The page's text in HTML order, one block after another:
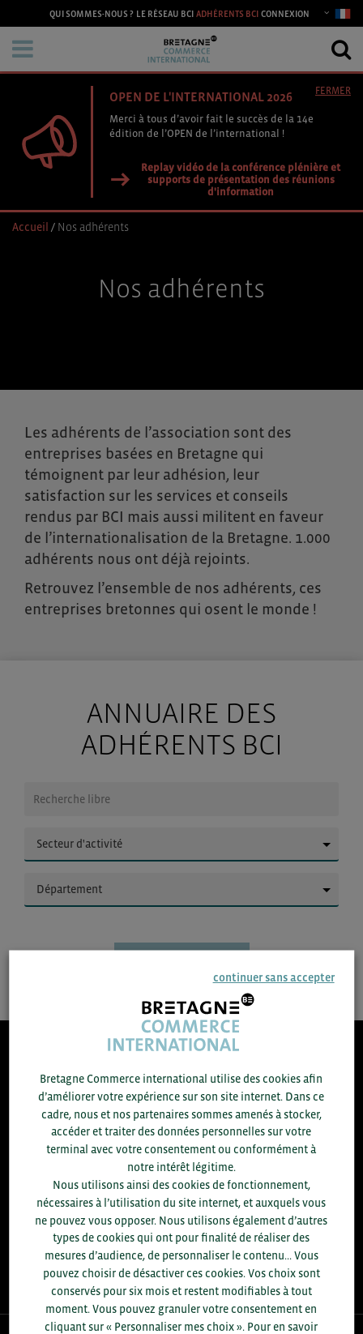
QUI SOMMES-NOUS ? LE RÉSEAU BCI ADHÉRENTS BCI CONNEXION
OPEN DE L'INTERNATIONAL 2026
Merci à tous d’avoir fait le succès de la 14e
édition de l’OPEN de l’international !
Replay vidéo de la conférence plénière et
supports de présentation des réunions
d'information
FERMER
Accueil / Nos adhérents
Nos adhérents
Les adhérents de l’association sont des
entreprises basées en Bretagne qui
témoignent par leur adhésion, leur
satisfaction sur les services et conseils
rendus par BCI mais aussi militent en faveur
de l’internationalisation de la Bretagne. 1.000
adhérents nous ont déjà rejoints.
Retrouvez l’ensemble de nos adhérents, ces
entreprises bretonnes qui osent le monde !
ANNUAIRE DES
ADHÉRENTS BCI
8.300
ACCOMPAGNEMENTS RÉALISÉS EN 2025
développement commercial, conseils réglementaires, réunions
d'information....
+1.700 ENTREPRISES DIFFÉRENTES
accompagnées par notre équipe en 2025
96 % D'ENTREPRISES SATISFAITES
enquête réalisée auprès de 300 entreprises
continuer sans accepter
Bretagne Commerce international utilise des cookies afin
d’améliorer votre expérience sur son site internet. Dans ce
cadre, nous et nos partenaires sommes amenés à stocker,
accéder et traiter des données personnelles sur votre
terminal avec votre consentement ou conformément à
notre intérêt légitime.
Nous utilisons ainsi des cookies de fonctionnement,
nécessaires à l’utilisation du site internet, et auxquels vous
ne pouvez vous opposer. Nous utilisons également d’autres
types de cookies qui ont pour finalité de réaliser des
mesures d’audience, de personnaliser le contenu... Vous
pouvez choisir de désactiver ces cookies. Vos choix sont
conservés pour six mois et restent modifiables à tout
moment. Vous pouvez granuler votre consentement en
cliquant sur « Personnaliser mes choix ». Pour en savoir